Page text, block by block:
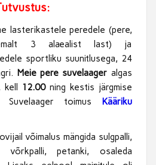
lasterikastele peredele (pere,
3 alaealist last) ja
sportliku suunitlusega, 24
Meie pere suvelaager algas
kell 12.00ning kestis järgmise
toimus
Kääriku
võimalus mängida sulgpalli,
võrkpalli, petanki, osaleda